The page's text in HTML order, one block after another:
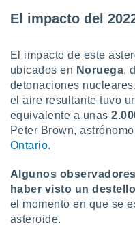
Para
u
datos
momento
en
en
en
El impacto del
El impacto de este
ubicados en Noruega,
detonaciones
el aire resultante tuvo
equivalente a unas
Peter Brown,
Ontario.
Algunos
haber visto un
el momento en que se
asteroide.